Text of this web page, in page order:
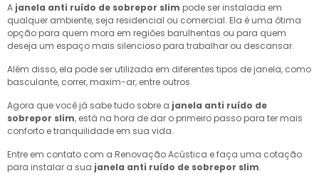
A janela anti ruído de sobrepor slim pode ser instalada em
qualquer ambiente, seja residencial ou comercial. Ela é uma ótima
opção para quem mora em regiões barulhentas ou para quem
deseja um espaço mais silencioso para trabalhar ou descansar.
Além disso, ela pode ser utilizada em diferentes tipos de janela, como
basculante, correr, maxim-ar, entre outros.
Agora que você já sabe tudo sobre a janela anti ruído de
sobrepor slim, está na hora de dar o primeiro passo para ter mais
conforto e tranquilidade em sua vida.
Entre em contato com a Renovação Acústica e faça uma cotação
para instalar a sua janela anti ruído de sobrepor slim.